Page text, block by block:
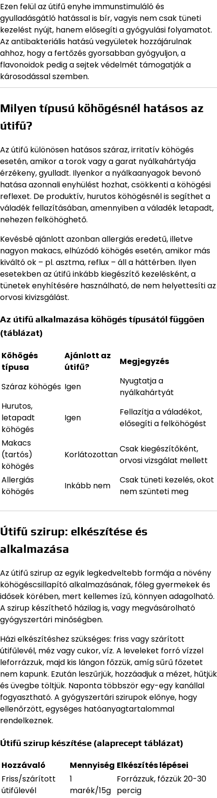
Ezen felül az útifű enyhe immunstimuláló és
gyulladásgátló hatással is bír, vagyis nem csak tüneti
kezelést nyújt, hanem elősegíti a gyógyulási folyamatot.
Az antibakteriális hatású vegyületek hozzájárulnak
ahhoz, hogy a fertőzés gyorsabban gyógyuljon, a
flavonoidok pedig a sejtek védelmét támogatják a
károsodással szemben.
Milyen típusú köhögésnél hatásos az
útifű?
Az útifű különösen hatásos száraz, irritatív köhögés
esetén, amikor a torok vagy a garat nyálkahártyája
érzékeny, gyulladt. Ilyenkor a nyálkaanyagok bevonó
hatása azonnali enyhülést hozhat, csökkenti a köhögési
reflexet. De produktív, hurutos köhögésnél is segíthet a
váladék fellazításában, amennyiben a váladék letapadt,
nehezen felköhöghető.
Kevésbé ajánlott azonban allergiás eredetű, illetve
nagyon makacs, elhúzódó köhögés esetén, amikor más
kiváltó ok – pl. asztma, reflux – áll a háttérben. Ilyen
esetekben az útifű inkább kiegészítő kezelésként, a
tünetek enyhítésére használható, de nem helyettesíti az
orvosi kivizsgálást.
Az útifű alkalmazása köhögés típusától függően
(táblázat)
Köhögés
típusa
Ajánlott az
útifű?
Megjegyzés
Száraz köhögés Igen
Nyugtatja a
nyálkahártyát
Hurutos,
letapadt
köhögés
Igen
Fellazítja a váladékot,
elősegíti a felköhögést
Makacs
(tartós)
köhögés
Korlátozottan
Csak kiegészítőként,
orvosi vizsgálat mellett
Allergiás
köhögés
Inkább nem
Csak tüneti kezelés, okot
nem szünteti meg
Útifű szirup: elkészítése és
alkalmazása
Az útifű szirup az egyik legkedveltebb formája a növény
köhögéscsillapító alkalmazásának, főleg gyermekek és
idősek körében, mert kellemes ízű, könnyen adagolható.
A szirup készíthető házilag is, vagy megvásárolható
gyógyszertári minőségben.
Házi elkészítéshez szükséges: friss vagy szárított
útifűlevél, méz vagy cukor, víz. A leveleket forró vízzel
leforrázzuk, majd kis lángon főzzük, amíg sűrű főzetet
nem kapunk. Ezután leszűrjük, hozzáadjuk a mézet, hűtjük
és üvegbe töltjük. Naponta többször egy-egy kanállal
fogyasztható. A gyógyszertári szirupok előnye, hogy
ellenőrzött, egységes hatóanyagtartalommal
rendelkeznek.
Útifű szirup készítése (alaprecept táblázat)
Hozzávaló Mennyiség Elkészítés lépései
Friss/szárított
útifűlevél
1
marék/15g
Forrázzuk, főzzük 20-30
percig